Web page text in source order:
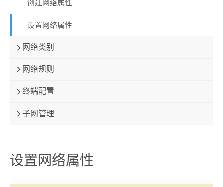
创建网络属性
设置网络属性
网络类别
网络规则
终端配置
子网管理
设置网络属性